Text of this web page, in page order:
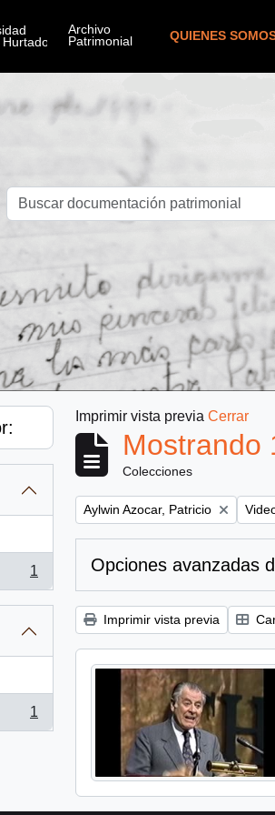
QUIENES
1
1
Imprimir vista previa Cerrar
Mostrando
Colecciones
Remove filter:
Aylwin Azocar, Patricio
Opciones avanzadas
Imprimir vista previa